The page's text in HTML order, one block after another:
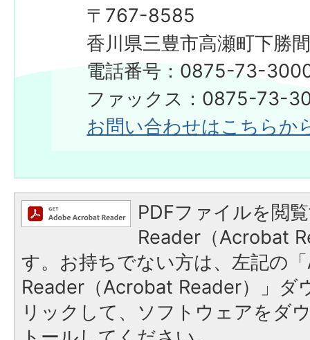
〒767-8585
香川県三豊市高瀬町下勝
電話番号：0875-73-
ファックス：0875-73-
お問い合わせはこちらか
PDFファイルを閲
Reader（Acrobat
す。お持ちでない方は、左記の
Reader（Acrobat Reader）」ダ
リックして、ソフトウェアをダ